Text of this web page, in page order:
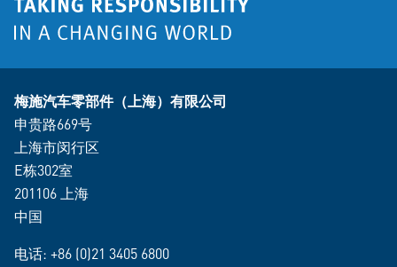
梅施汽车零部件（上海）有限公司
申贵路669号
上海市闵行区
E栋302室
201106 上海
中国
电话: +86 (0)21 3405 6800